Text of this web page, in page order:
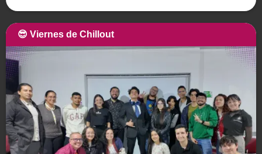
😎 Viernes de Chillout